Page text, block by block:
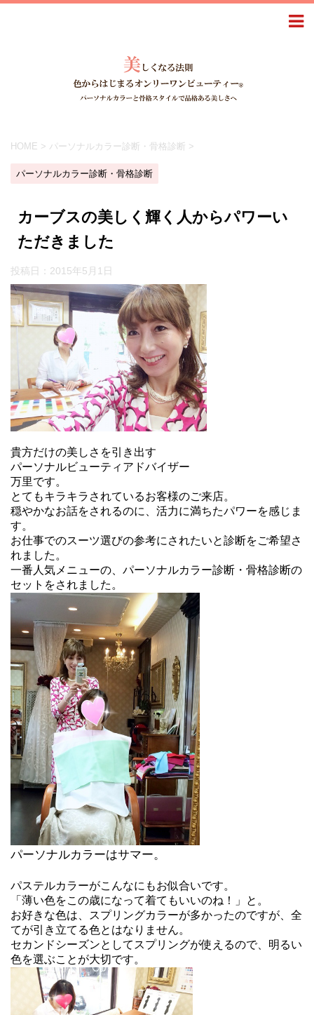
HOME > パーソナルカラー診断・骨格診断 >
パーソナルカラー診断・骨格診断
カーブスの美しく輝く人からパワーい
ただきました
投稿日： 2015年5月1日
貴方だけの美しさを引き出す
パーソナルビューティアドバイザー
万里です。
とてもキラキラされているお客様のご来店。
穏やかなお話をされるのに、活力に満ちたパワーを感じま
す。
お仕事でのスーツ選びの参考にされたいと診断をご希望さ
れました。
一番人気メニューの、パーソナルカラー診断・骨格診断の
セットをされました。
パーソナルカラーはサマー。
パステルカラーがこんなにもお似合いです。
「薄い色をこの歳になって着てもいいのね！」と。
お好きな色は、スプリングカラーが多かったのですが、全
てが引き立てる色とはなりません。
セカンドシーズンとしてスプリングが使えるので、明るい
色を選ぶことが大切です。